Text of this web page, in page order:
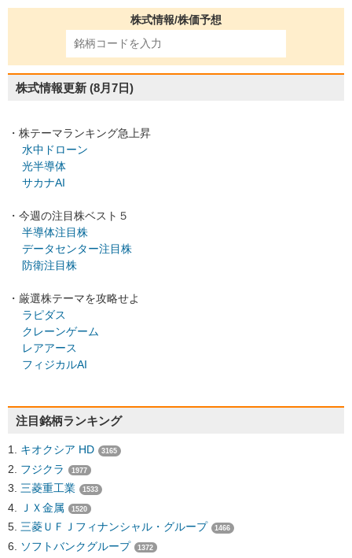
株式情報/株価予想
株式情報更新 (8月7日)
・株テーマランキング急上昇
水中ドローン
光半導体
サカナAI
・今週の注目株ベスト５
半導体注目株
データセンター注目株
防衛注目株
・厳選株テーマを攻略せよ
ラピダス
クレーンゲーム
レアアース
フィジカルAI
注目銘柄ランキング
キオクシア HD 3165
フジクラ 1977
三菱重工業 1533
ＪＸ金属 1520
三菱ＵＦＪフィナンシャル・グループ 1466
ソフトバンクグループ 1372